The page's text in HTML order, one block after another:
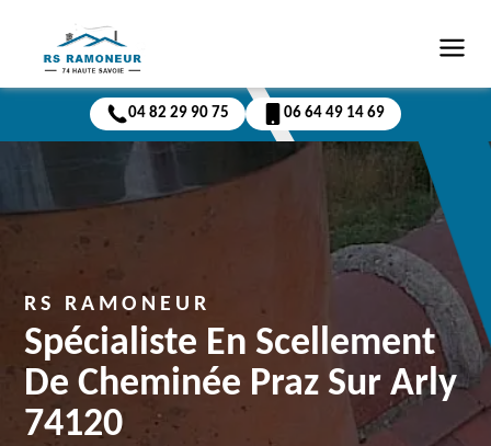
04 82 29 90 75 06 64 49 14 69
RS RAMONEUR
Spécialiste En Scellement
De Cheminée Praz Sur Arly
74120